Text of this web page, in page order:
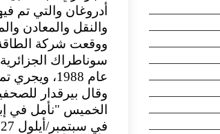
والنقل والمعادن
ووقعت شركة الطاقة
سوناطراك
عام 1988، ويجري تمديده بانتظام منذ ذلك الحين.
وقال بيرقدار
الخميس "نأمل في
في سبتمبر/أيلول 2027، لذلك نهدف إلى تجديدها".